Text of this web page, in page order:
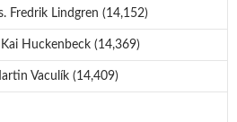
Fredrik Lindgren (14,152)
Huckenbeck (14,369)
Vaculík (14,409)